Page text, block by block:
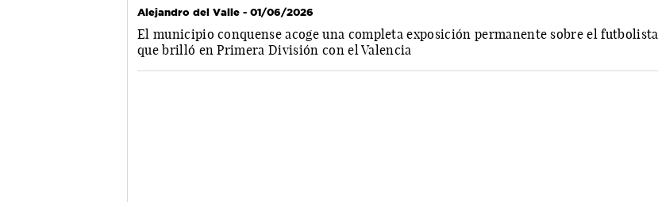
Alejandro del Valle - 01/06/2026
El municipio conquense acoge una completa exposición permanente sobre el futbolista
que brilló en Primera División con el Valencia